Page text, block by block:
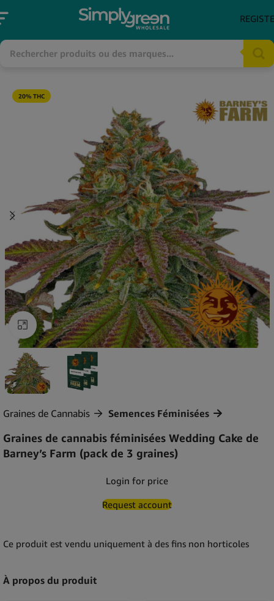
20% THC
Agrandir
Graines de Cannabis Semences Féminisées
Graines de cannabis féminisées Wedding Cake de
Barney’s Farm (pack de 3 graines)
Login for price
Request account
Ce produit est vendu uniquement à des fins non horticoles
À propos du produit